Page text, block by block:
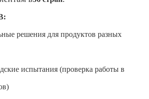
решения для продуктов разных
испытания (проверка работы в